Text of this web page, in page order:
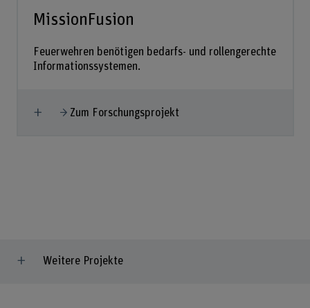
MissionFusion
Feuerwehren benötigen bedarfs- und rollengerechte
Informationssystemen.
Mehr anzeigen
Zum Forschungsprojekt
Weitere Projekte